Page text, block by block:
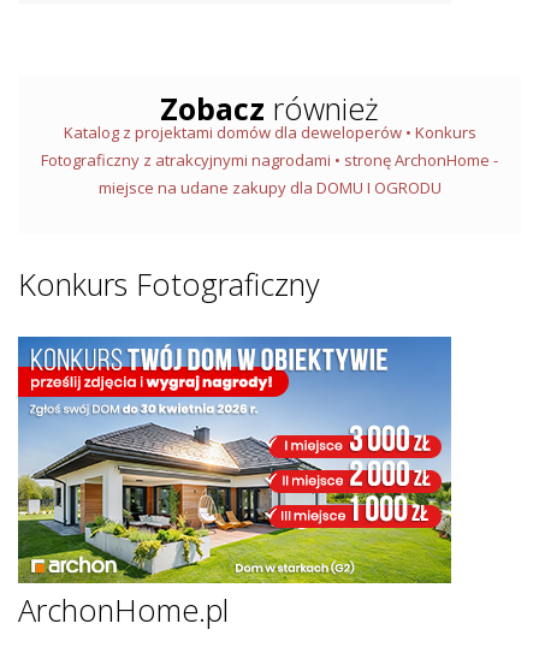
Zobacz również
Katalog z projektami domów dla deweloperów • Konkurs
Fotograficzny z atrakcyjnymi nagrodami • stronę ArchonHome -
miejsce na udane zakupy dla DOMU I OGRODU
Konkurs Fotograficzny
ArchonHome.pl